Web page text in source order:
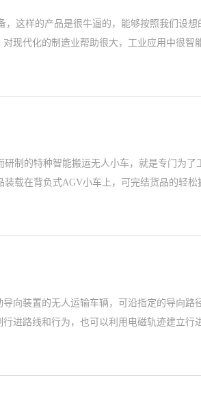
这样的产品是很牛逼的，能够按照我们设想
现代化的制造业帮助很大，工业应用中很智
制的特种智能搬运无人小车，就是专门为了
载在背负式AGV小车上，可完结货品的轻
向装置的无人运输车辆，可沿指定的导向路
进路线和行为，也可以利用电磁轨迹建立行